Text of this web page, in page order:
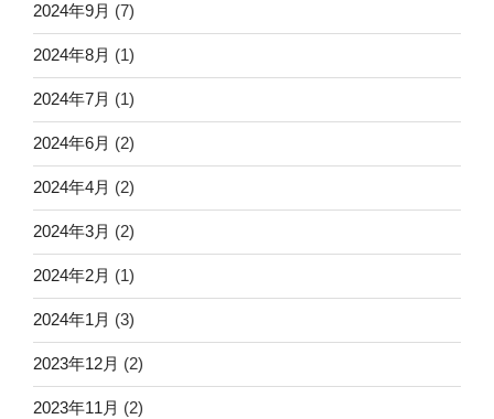
2024年9月 (7)
2024年8月 (1)
2024年7月 (1)
2024年6月 (2)
2024年4月 (2)
2024年3月 (2)
2024年2月 (1)
2024年1月 (3)
2023年12月 (2)
2023年11月 (2)